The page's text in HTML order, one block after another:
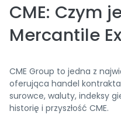
CME: Czym
Mercantile
CME Group to jedna z
oferująca handel
surowce, waluty, indeksy
historię i przyszłość CME.